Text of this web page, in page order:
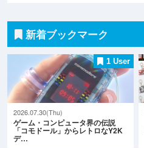
新着ブックマーク
1 User
2026.07.30(Thu)
ゲーム・コンピュータ界の伝説
「コモドール」からレトロなY2K
デ…